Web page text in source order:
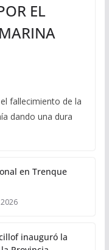
EL
fallecimiento de la
dando una dura
en Trenque
inauguró la